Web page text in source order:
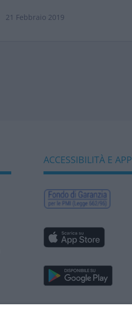
21 Febbraio 2019
ACCESSIBILITÀ E APP